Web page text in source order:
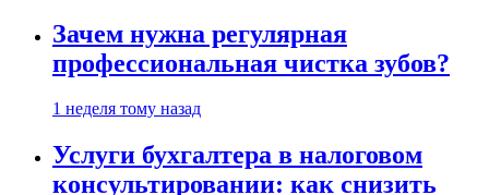
Зачем нужна регулярная
профессиональная чистка зубов?
1 неделя тому назад
Услуги бухгалтера в налоговом
консультировании: как снизить